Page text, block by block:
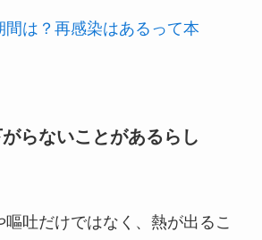
間は？再感染はあるって本
らないことがあるらし
吐だけではなく、熱が出るこ